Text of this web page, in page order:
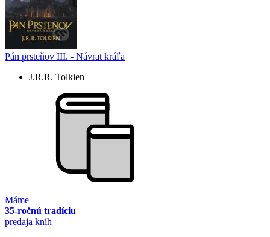
Pán prsteňov III. - Návrat kráľa
J.R.R. Tolkien
Máme
35-ročnú tradíciu
predaja kníh